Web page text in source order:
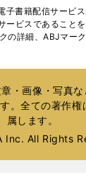
子書籍配信サービ
ービスであること
の詳細、ABJマー
・画像・写真な
。全ての著作
属します。
Inc. All Rights